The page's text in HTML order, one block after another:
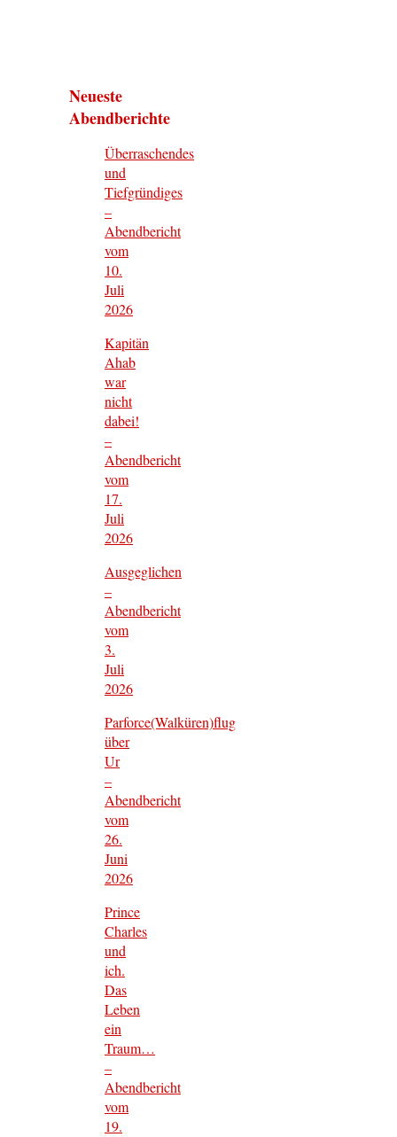
Neueste
Abendberichte
Überraschendes
und
Tiefgründiges
–
Abendbericht
vom
10.
Juli
2026
Kapitän
Ahab
war
nicht
dabei!
–
Abendbericht
vom
17.
Juli
2026
Ausgeglichen
–
Abendbericht
vom
3.
Juli
2026
Parforce(Walküren)flug
über
Ur
–
Abendbericht
vom
26.
Juni
2026
Prince
Charles
und
ich.
Das
Leben
ein
Traum…
–
Abendbericht
vom
19.